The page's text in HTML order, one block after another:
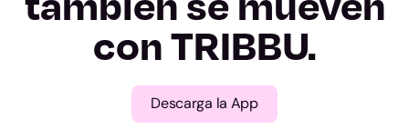
Madrid
Murcia
con TRIBBU.
Descarga la App